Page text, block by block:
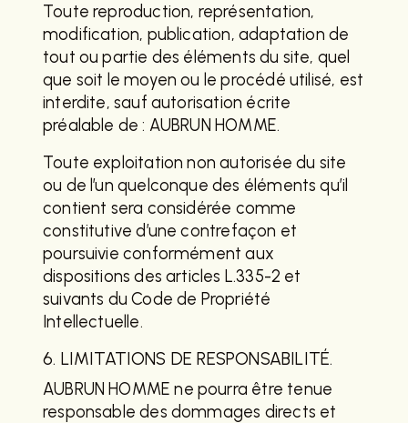
Toute reproduction, représentation,
modification, publication, adaptation de
tout ou partie des éléments du site, quel
que soit le moyen ou le procédé utilisé, est
interdite, sauf autorisation écrite
préalable de : AUBRUN HOMME.
Toute exploitation non autorisée du site
ou de l’un quelconque des éléments qu’il
contient sera considérée comme
constitutive d’une contrefaçon et
poursuivie conformément aux
dispositions des articles L.335-2 et
suivants du Code de Propriété
Intellectuelle.
6. LIMITATIONS DE RESPONSABILITÉ.
AUBRUN HOMME ne pourra être tenue
responsable des dommages directs et